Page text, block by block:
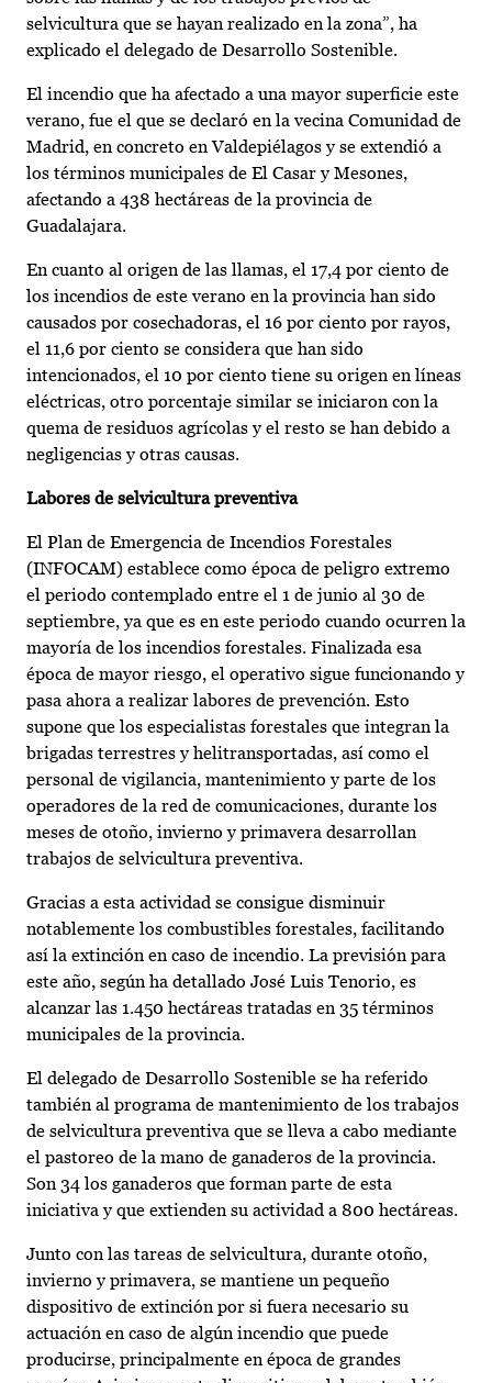
selvicultura que se hayan realizado en la zona”, ha
explicado el delegado de Desarrollo Sostenible.
El incendio que ha afectado a una mayor superficie este
verano, fue el que se declaró en la vecina Comunidad de
Madrid, en concreto en Valdepiélagos y se extendió a
los términos municipales de El Casar y Mesones,
afectando a 438 hectáreas de la provincia de
Guadalajara.
En cuanto al origen de las llamas, el 17,4 por ciento de
los incendios de este verano en la provincia han sido
causados por cosechadoras, el 16 por ciento por rayos,
el 11,6 por ciento se considera que han sido
intencionados, el 10 por ciento tiene su origen en líneas
eléctricas, otro porcentaje similar se iniciaron con la
quema de residuos agrícolas y el resto se han debido a
negligencias y otras causas.
Labores de selvicultura preventiva
El Plan de Emergencia de Incendios Forestales
(INFOCAM) establece como época de peligro extremo
el periodo contemplado entre el 1 de junio al 30 de
septiembre, ya que es en este periodo cuando ocurren la
mayoría de los incendios forestales. Finalizada esa
época de mayor riesgo, el operativo sigue funcionando y
pasa ahora a realizar labores de prevención. Esto
supone que los especialistas forestales que integran la
brigadas terrestres y helitransportadas, así como el
personal de vigilancia, mantenimiento y parte de los
operadores de la red de comunicaciones, durante los
meses de otoño, invierno y primavera desarrollan
trabajos de selvicultura preventiva.
Gracias a esta actividad se consigue disminuir
notablemente los combustibles forestales, facilitando
así la extinción en caso de incendio. La previsión para
este año, según ha detallado José Luis Tenorio, es
alcanzar las 1.450 hectáreas tratadas en 35 términos
municipales de la provincia.
El delegado de Desarrollo Sostenible se ha referido
también al programa de mantenimiento de los trabajos
de selvicultura preventiva que se lleva a cabo mediante
el pastoreo de la mano de ganaderos de la provincia.
Son 34 los ganaderos que forman parte de esta
iniciativa y que extienden su actividad a 800 hectáreas.
Junto con las tareas de selvicultura, durante otoño,
invierno y primavera, se mantiene un pequeño
dispositivo de extinción por si fuera necesario su
actuación en caso de algún incendio que puede
producirse, principalmente en época de grandes